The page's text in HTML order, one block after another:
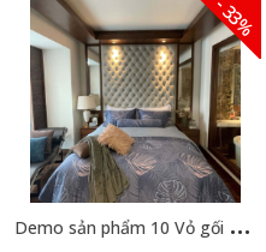
- 33%
D
emo sản phẩm 10 Vỏ gối ôm Camila